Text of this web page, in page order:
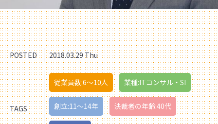
POSTED 2018.03.29 Thu
TAGS
従業員数:6～10人 業種:ITコンサル・SI
創立:11〜14年 決裁者の年齢:40代